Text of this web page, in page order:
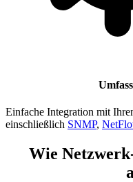
Einfache Integration mit
einschließlich SNMP,
Wie